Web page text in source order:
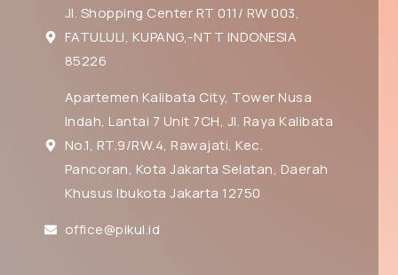
Jl. Shopping Center RT 011/ RW 003,
FATULULI, KUPANG,-NTT INDONESIA
85226
Apartemen Kalibata City, Tower Nusa
Indah, Lantai 7 Unit 7CH, Jl. Raya Kalibata
No.1, RT.9/RW.4, Rawajati, Kec.
Pancoran, Kota Jakarta Selatan, Daerah
Khusus Ibukota Jakarta 12750
office@pikul.id